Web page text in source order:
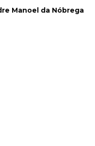
Manoel da Nóbrega